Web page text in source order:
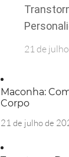
21 de
Maconha:
Corpo
21 de julho de